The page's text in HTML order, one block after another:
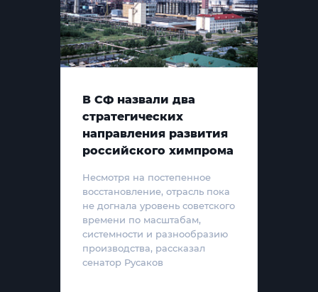
В СФ назвали два
стратегических
направления развития
российского химпрома
Несмотря на постепенное
восстановление, отрасль пока
не догнала уровень советского
времени по масштабам,
системности и разнообразию
производства, рассказал
сенатор Русаков